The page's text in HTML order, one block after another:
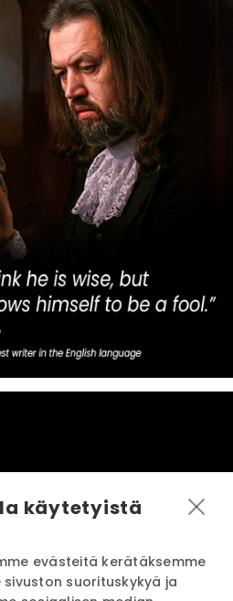
käytetyistä
evästeitä kerätäksemme
suorituskykyä ja